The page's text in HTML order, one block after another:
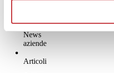
News
aziende
Articoli